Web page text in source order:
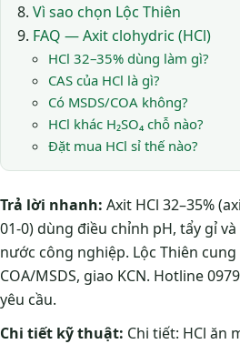
Vì sao chọn Lộc Thiên
FAQ — Axit clohydric (HCl)
HCl 32–35% dùng làm gì?
CAS của HCl là gì?
Có MSDS/COA không?
HCl khác H₂SO₄ chỗ nào?
Đặt mua HCl sỉ thế nào?
Trả lời nhanh: Axit HCl 32–35%
01-0) dùng điều chỉnh pH, tẩy gỉ
nước công nghiệp. Lộc Thiên cung
COA/MSDS, giao KCN. Hotline
yêu cầu.
Chi tiết kỹ thuật: Chi tiết: HCl ăn